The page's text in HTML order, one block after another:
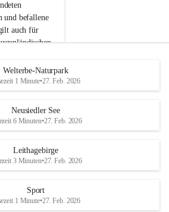
und befallene
auch für
oder
roden! Bitte
Winzer
wirtschaftlichen
u
e
d
r
S
Welterbe-Naturpark
1 Minute•27. Feb. 2026
Neusiedler See
6 Minuten•27. Feb. 2026
Leithagebirge
3 Minuten•27. Feb. 2026
Sport
1 Minute•27. Feb. 2026